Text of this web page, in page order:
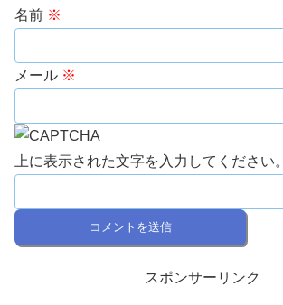
名前 ※
メール ※
上に表示された文字を入力してください。
スポンサーリンク